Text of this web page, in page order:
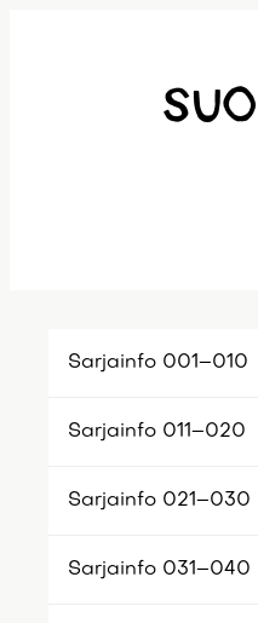
Sarjainfo 001–010
Sarjainfo 011–020
Sarjainfo 021–030
Sarjainfo 031–040